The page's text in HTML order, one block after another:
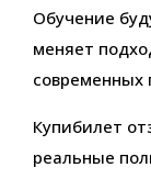
Обучение
меняет
современных
Купибилет
реальные